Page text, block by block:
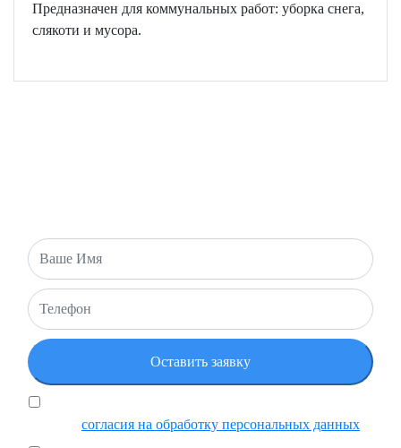
Предназначен для коммунальных работ: уборка снега,
слякоти и мусора.
согласия на обработку персональных данных